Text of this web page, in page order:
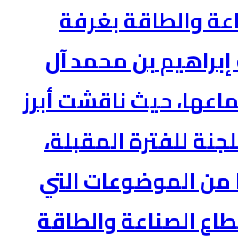
والطاقة بغرفة
إبراهيم بن محمد آل
حيث ناقشت أبرز
للفترة المقبلة،
الموضوعات التي
الصناعة والطاقة